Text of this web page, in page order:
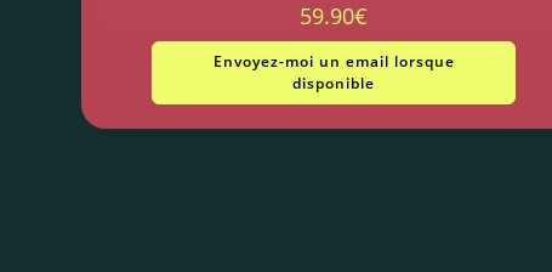
59.90€
Envoyez-moi un email lorsque
disponible